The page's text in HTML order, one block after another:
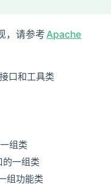
，请参考 Apache
口和工具类
组类
一组类
组功能类